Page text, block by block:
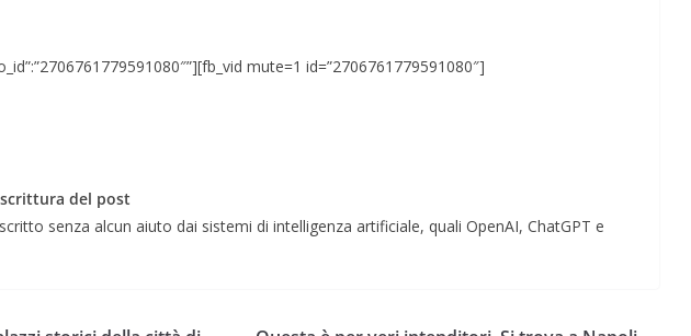
mute=1 id=”2706761779591080″]
del post
senza alcun aiuto dai sistemi di intelligenza artificiale, quali OpenAI, ChatGPT e